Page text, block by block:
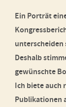
Ein Porträt
unterscheiden
Deshalb
gewünschte
Ich biete auch
Publikationen